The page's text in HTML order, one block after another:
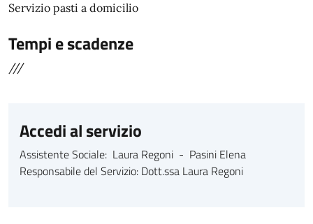
Servizio pasti a domicilio
Tempi e scadenze
///
Accedi al servizio
Assistente Sociale: Laura Regoni - Pasini Elena
Responsabile del Servizio: Dott.ssa Laura Regoni